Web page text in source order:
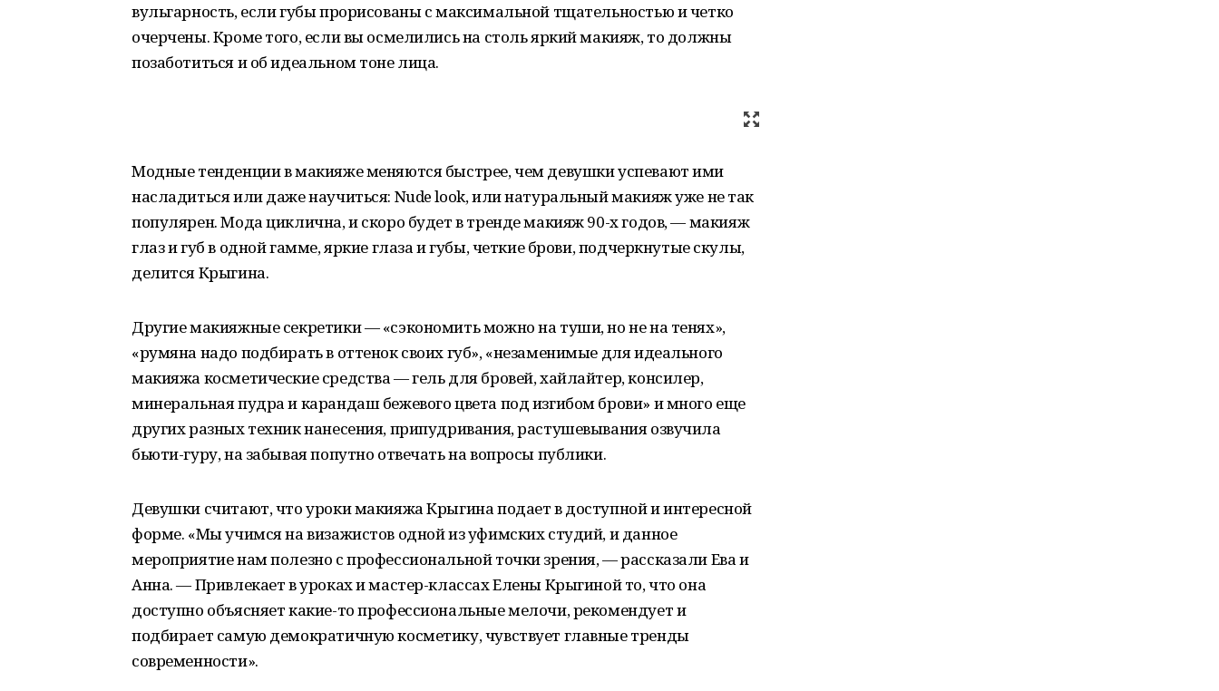
вульгарность, если губы прорисованы с максимальной тщательностью и четко
очерчены. Кроме того, если вы осмелились на столь яркий макияж, то должны
позаботиться и об идеальном тоне лица.
Модные тенденции в макияже меняются быстрее, чем девушки успевают ими
насладиться или даже научиться: Nude look, или натуральный макияж уже не так
популярен. Мода циклична, и скоро будет в тренде макияж 90-х годов, — макияж
глаз и губ в одной гамме, яркие глаза и губы, четкие брови, подчеркнутые скулы,
делится Крыгина.
Другие макияжные секретики — «сэкономить можно на туши, но не на тенях»,
«румяна надо подбирать в оттенок своих губ», «незаменимые для идеального
макияжа косметические средства — гель для бровей, хайлайтер, консилер,
минеральная пудра и карандаш бежевого цвета под изгибом брови» и много еще
других разных техник нанесения, припудривания, растушевывания озвучила
бьюти-гуру, на забывая попутно отвечать на вопросы публики.
Девушки считают, что уроки макияжа Крыгина подает в доступной и интересной
форме. «Мы учимся на визажистов одной из уфимских студий, и данное
мероприятие нам полезно с профессиональной точки зрения, — рассказали Ева и
Анна. — Привлекает в уроках и мастер-классах Елены Крыгиной то, что она
доступно объясняет какие-то профессиональные мелочи, рекомендует и
подбирает самую демократичную косметику, чувствует главные тренды
современности».